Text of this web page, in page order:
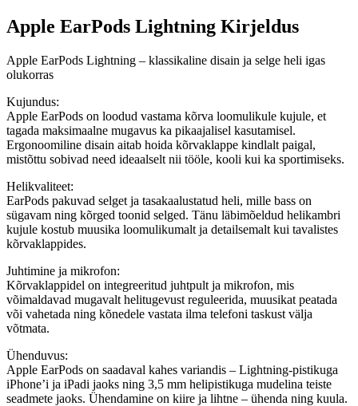
Apple EarPods Lightning Kirjeldus
Apple EarPods Lightning – klassikaline disain ja selge heli igas
olukorras
Kujundus:
Apple EarPods on loodud vastama kõrva loomulikule kujule, et
tagada maksimaalne mugavus ka pikaajalisel kasutamisel.
Ergonoomiline disain aitab hoida kõrvaklappe kindlalt paigal,
mistõttu sobivad need ideaalselt nii tööle, kooli kui ka sportimiseks.
Helikvaliteet:
EarPods pakuvad selget ja tasakaalustatud heli, mille bass on
sügavam ning kõrged toonid selged. Tänu läbimõeldud helikambri
kujule kostub muusika loomulikumalt ja detailsemalt kui tavalistes
kõrvaklappides.
Juhtimine ja mikrofon:
Kõrvaklappidel on integreeritud juhtpult ja mikrofon, mis
võimaldavad mugavalt helitugevust reguleerida, muusikat peatada
või vahetada ning kõnedele vastata ilma telefoni taskust välja
võtmata.
Ühenduvus:
Apple EarPods on saadaval kahes variandis – Lightning-pistikuga
iPhone’i ja iPadi jaoks ning 3,5 mm helipistikuga mudelina teiste
seadmete jaoks. Ühendamine on kiire ja lihtne – ühenda ning kuula.